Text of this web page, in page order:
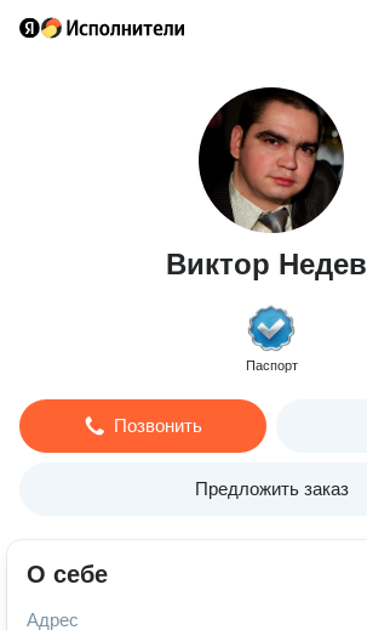
Виктор Недев
Паспорт
Позвонить
Предложить заказ
О себе
Адрес